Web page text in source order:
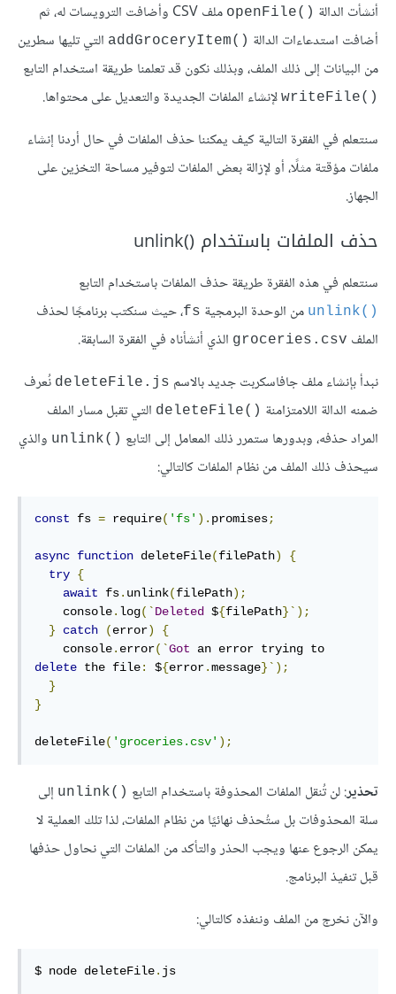
أنشأت الدالة ‎openFile()‎
ملف CSV وأضافت الترويسات له، ثم
أضافت استدعاءات الدالة ‎addGroceryItem()‎ التي تليها سطرين
من البيانات إلى ذلك الملف، وبذلك نكون قد تعلمنا طريقة استخدام التابع
‎writeFile()‎ لإنشاء الملفات الجديدة والتعديل على محتواها.
سنتعلم في الفقرة التالية كيف يمكننا حذف الملفات في حال أردنا إنشاء
ملفات مؤقتة مثلًا، أو لإزالة بعض الملفات لتوفير مساحة التخزين على
الجهاز.
حذف الملفات باستخدام ‎unlink()‎
سنتعلم في هذه الفقرة طريقة حذف الملفات باستخدام التابع
‎unlink()‎ من الوحدة البرمجية ‎fs‎، حيث سنكتب برنامجًا لحذف
الملف ‎groceries.csv‎ الذي أنشأناه في الفقرة السابقة.
نبدأ بإنشاء ملف جافاسكربت جديد بالاسم deleteFile.js نُعرف
ضمنه الدالة اللامتزامنة ‎deleteFile()‎ التي تقبل مسار الملف
المراد حذفه، وبدورها ستمرر ذلك المعامل إلى التابع ‎unlink()‎ والذي
سيحذف ذلك الملف من نظام الملفات كالتالي:
const fs = require( 'fs' ). promises;
async function deleteFile(filePath)
{
try {
await fs. unlink(filePath);
    console
. log(`Deleted ${filePath}`);
}
catch (error)
{
    console
. error(`Got
delete the file: ${error.message}`);
}
}
deleteFile( 'groceries.csv' );
تحذير: لن تُنقل الملفات المحذوفة باستخدام التابع ‎unlink()‎ إلى
سلة المحذوفات بل ستُحذف نهائيًا من نظام الملفات، لذا تلك العملية لا
يمكن الرجوع عنها ويجب الحذر والتأكد من الملفات التي نحاول حذفها
قبل تنفيذ البرنامج.
والآن نخرج من الملف وننفذه كالتالي:
$ node deleteFile. js